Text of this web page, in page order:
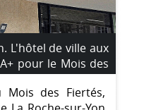
L'hôtel de ville aux
pour le Mois des
Mois des Fiertés,